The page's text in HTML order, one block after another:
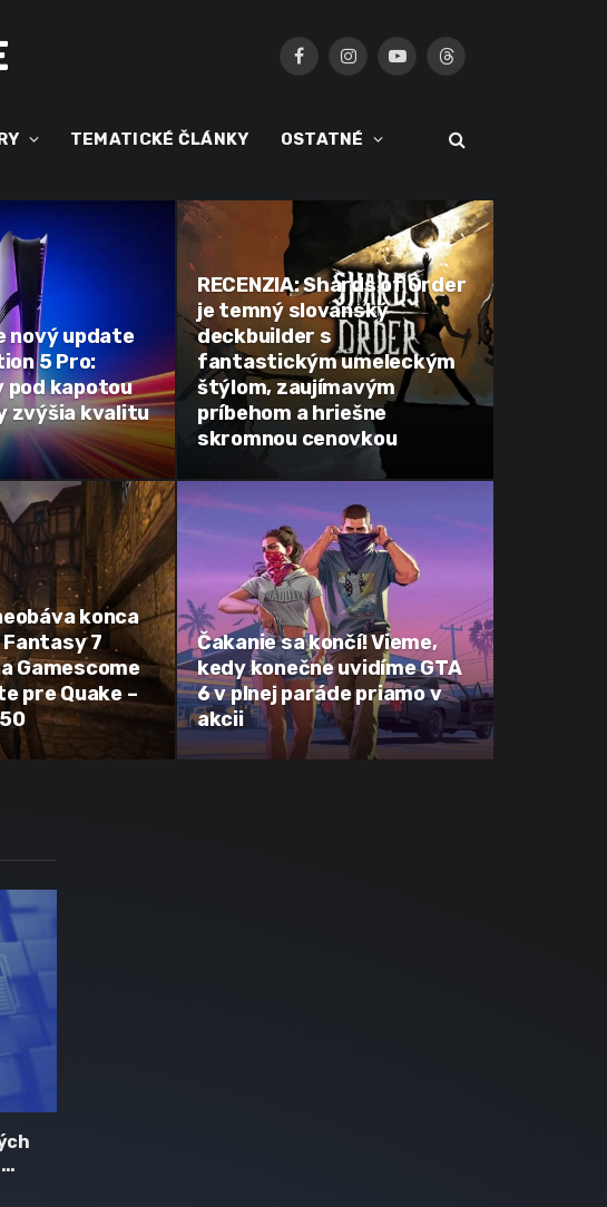
FacebookInstagramYouTubeThreads
TEMATICKÉ ČLÁNKY OSTATNÉ
nový update
5 Pro:
pod kapotou
zvýšia kvalitu
konca
7
Gamescome
pre Quake –
RECENZIA: Shards of Order
je temný slovanský
deckbuilder s
fantastickým umeleckým
štýlom, zaujímavým
príbehom a hriešne
skromnou cenovkou
Čakanie sa končí! Vieme,
kedy konečne uvidíme GTA
6 v plnej paráde priamo v
akcii